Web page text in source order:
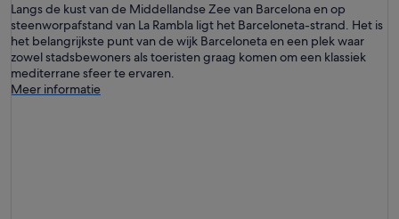
Langs de kust van de Middellandse Zee van Barcelona en op
steenworpafstand van La Rambla ligt het Barceloneta-strand. Het is
het belangrijkste punt van de wijk Barceloneta en een plek waar
zowel stadsbewoners als toeristen graag komen om een klassiek
mediterrane sfeer te ervaren.
Meer informatie